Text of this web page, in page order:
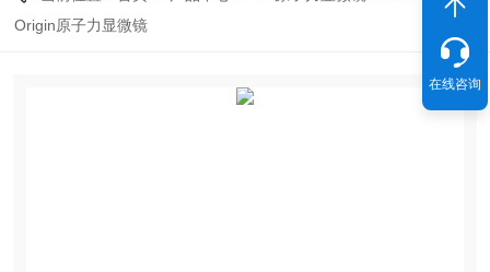
Origin原子力显微镜
在线咨询